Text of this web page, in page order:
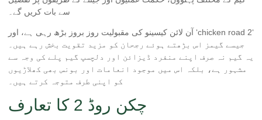
سے بات کریں گے۔
آن لائن کیسینو کی مقبولیت روز بروز بڑھ رہی ہے، اور ‘chicken road 2‘
جیسے گیمز اس بڑھتے ہوئے رجحان کو مزید تقویت بخش رہے ہیں۔
یہ گیم نہ صرف اپنے منفرد ڈیزائن اور دلچسپ گیم پلے کی وجہ سے
مشہور ہے، بلکہ اس میں موجود انعامات اور بونس بھی کھلاڑیوں
کو اپنی طرف متوجہ کرتے ہیں۔
چکن روڈ 2 کا تعارف